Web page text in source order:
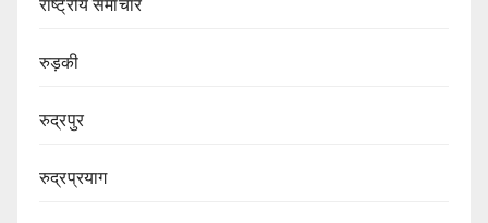
राष्ट्रीय समाचार
रुड़की
रुद्रपुर
रुद्रप्रयाग